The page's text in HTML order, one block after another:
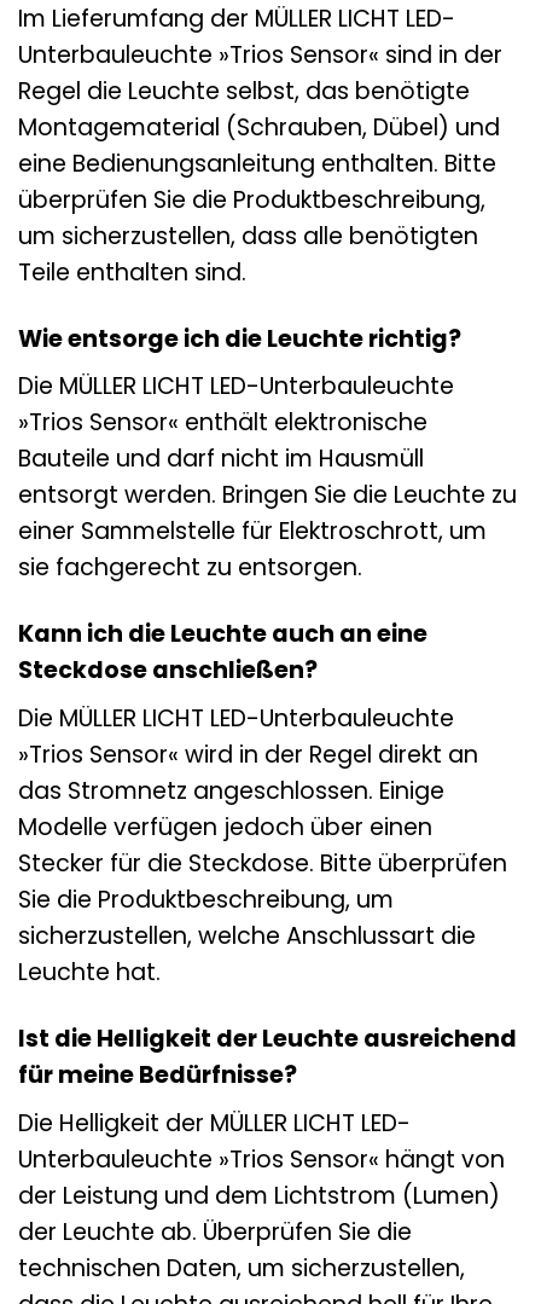
Im Lieferumfang der MÜLLER LICHT LED-
Unterbauleuchte »Trios Sensor« sind in der
Regel die Leuchte selbst, das benötigte
Montagematerial (Schrauben, Dübel) und
eine Bedienungsanleitung enthalten. Bitte
überprüfen Sie die Produktbeschreibung,
um sicherzustellen, dass alle benötigten
Teile enthalten sind.
Wie entsorge ich die Leuchte richtig?
Die MÜLLER LICHT LED-Unterbauleuchte
»Trios Sensor« enthält elektronische
Bauteile und darf nicht im Hausmüll
entsorgt werden. Bringen Sie die Leuchte zu
einer Sammelstelle für Elektroschrott, um
sie fachgerecht zu entsorgen.
Kann ich die Leuchte auch an eine
Steckdose anschließen?
Die MÜLLER LICHT LED-Unterbauleuchte
»Trios Sensor« wird in der Regel direkt an
das Stromnetz angeschlossen. Einige
Modelle verfügen jedoch über einen
Stecker für die Steckdose. Bitte überprüfen
Sie die Produktbeschreibung, um
sicherzustellen, welche Anschlussart die
Leuchte hat.
Ist die Helligkeit der Leuchte ausreichend
für meine Bedürfnisse?
Die Helligkeit der MÜLLER LICHT LED-
Unterbauleuchte »Trios Sensor« hängt von
der Leistung und dem Lichtstrom (Lumen)
der Leuchte ab. Überprüfen Sie die
technischen Daten, um sicherzustellen,